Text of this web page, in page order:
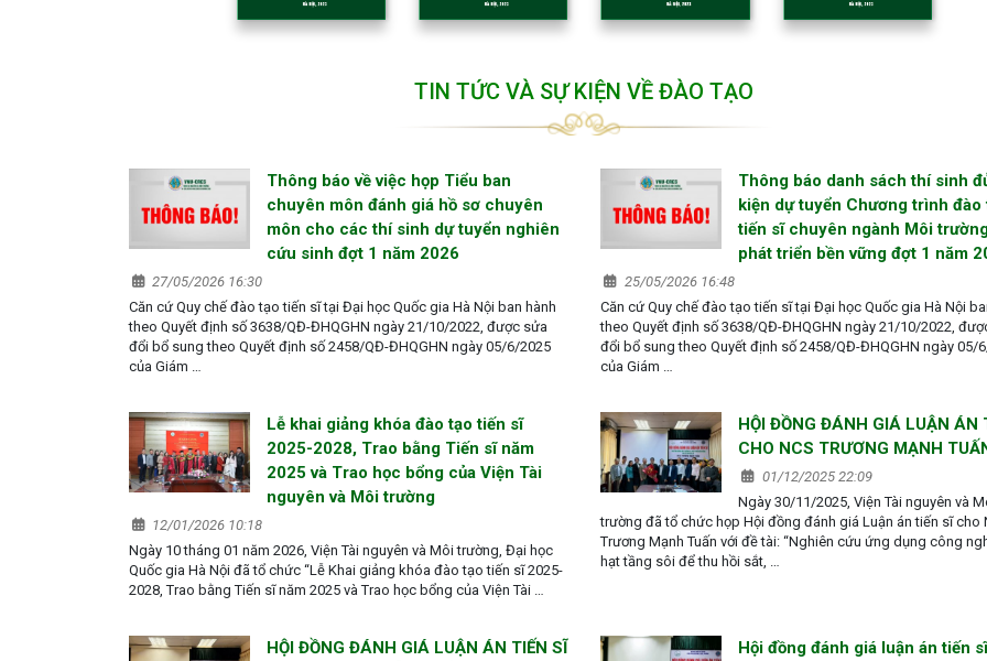
TIN TỨC VÀ SỰ KIỆN VỀ ĐÀO TẠO
Thông báo về việc họp Tiểu ban
chuyên môn đánh giá hồ sơ chuyên
môn cho các thí sinh dự tuyển nghiên
cứu sinh đợt 1 năm 2026
27/05/2026 16:30
Căn cứ Quy chế đào tạo tiến sĩ tại Đại học Quốc gia Hà Nội ban hành
theo Quyết định số 3638/QĐ-ĐHQGHN ngày 21/10/2022, được sửa
đổi bổ sung theo Quyết định số 2458/QĐ-ĐHQGHN ngày 05/6/2025
của Giám …
Thông báo danh sách thí sinh
kiện dự tuyển Chương trình đào
tiến sĩ chuyên ngành Môi
phát triển bền vững đợt 1 năm
25/05/2026 16:48
Căn cứ Quy chế đào tạo tiến sĩ tại Đại học Quốc gia Hà Nội
theo Quyết định số 3638/QĐ-ĐHQGHN ngày 21/10/2022,
đổi bổ sung theo Quyết định số 2458/QĐ-ĐHQGHN ngày 05/
của Giám …
Lễ khai giảng khóa đào tạo tiến sĩ
2025-2028, Trao bằng Tiến sĩ năm
2025 và Trao học bổng của Viện Tài
nguyên và Môi trường
12/01/2026 10:18
Ngày 10 tháng 01 năm 2026, Viện Tài nguyên và Môi trường, Đại học
Quốc gia Hà Nội đã tổ chức “Lễ Khai giảng khóa đào tạo tiến sĩ 2025-
2028, Trao bằng Tiến sĩ năm 2025 và Trao học bổng của Viện Tài …
HỘI ĐỒNG ĐÁNH GIÁ LUẬN ÁN
CHO NCS TRƯƠNG MẠNH
01/12/2025 22:09
Ngày 30/11/2025, Viện Tài nguyên và
trường đã tổ chức họp Hội đồng đánh giá Luận án tiến sĩ cho
Trương Mạnh Tuấn với đề tài: “Nghiên cứu ứng dụng công
hạt tầng sôi để thu hồi sắt, …
HỘI ĐỒNG ĐÁNH GIÁ LUẬN ÁN TIẾN SĨ
Hội đồng đánh giá luận án tiến